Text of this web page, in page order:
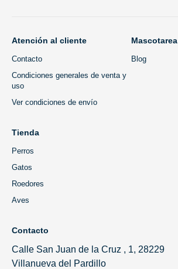
Atención al cliente
Contacto
Condiciones generales de venta y
uso
Ver condiciones de envío
Mascotarea
Blog
Tienda
Perros
Gatos
Roedores
Aves
Contacto
Calle San Juan de la Cruz , 1, 28229
Villanueva del Pardillo